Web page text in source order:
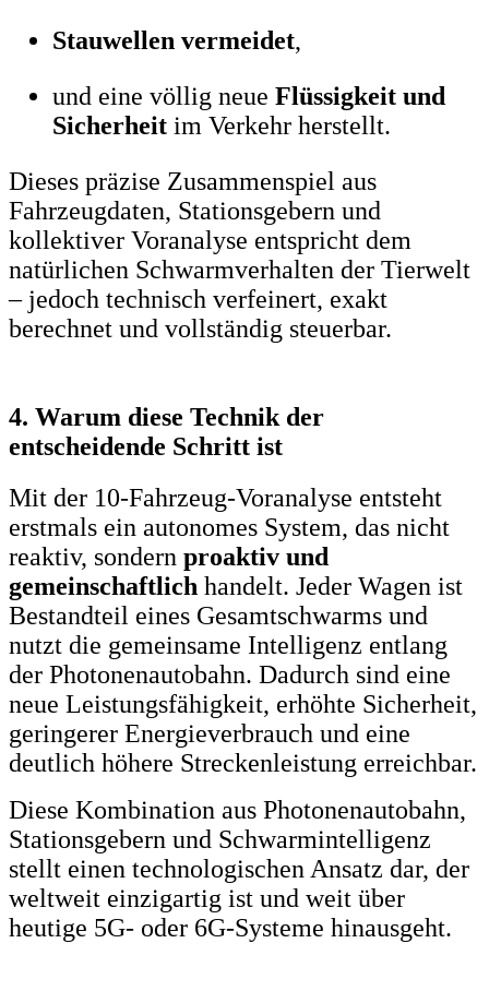
Stauwellen vermeidet,
und eine völlig neue Flüssigkeit und
Sicherheit im Verkehr herstellt.
Dieses präzise Zusammenspiel aus
Fahrzeugdaten, Stationsgebern und
kollektiver Voranalyse entspricht dem
natürlichen Schwarmverhalten der Tierwelt
– jedoch technisch verfeinert, exakt
berechnet und vollständig steuerbar.
4. Warum diese Technik der
entscheidende Schritt ist
Mit der 10-Fahrzeug-Voranalyse entsteht
erstmals ein autonomes System, das nicht
reaktiv, sondern proaktiv und
gemeinschaftlich handelt. Jeder Wagen ist
Bestandteil eines Gesamtschwarms und
nutzt die gemeinsame Intelligenz entlang
der Photonenautobahn. Dadurch sind eine
neue Leistungsfähigkeit, erhöhte Sicherheit,
geringerer Energieverbrauch und eine
deutlich höhere Streckenleistung erreichbar.
Diese Kombination aus Photonenautobahn,
Stationsgebern und Schwarmintelligenz
stellt einen technologischen Ansatz dar, der
weltweit einzigartig ist und weit über
heutige 5G- oder 6G-Systeme hinausgeht.